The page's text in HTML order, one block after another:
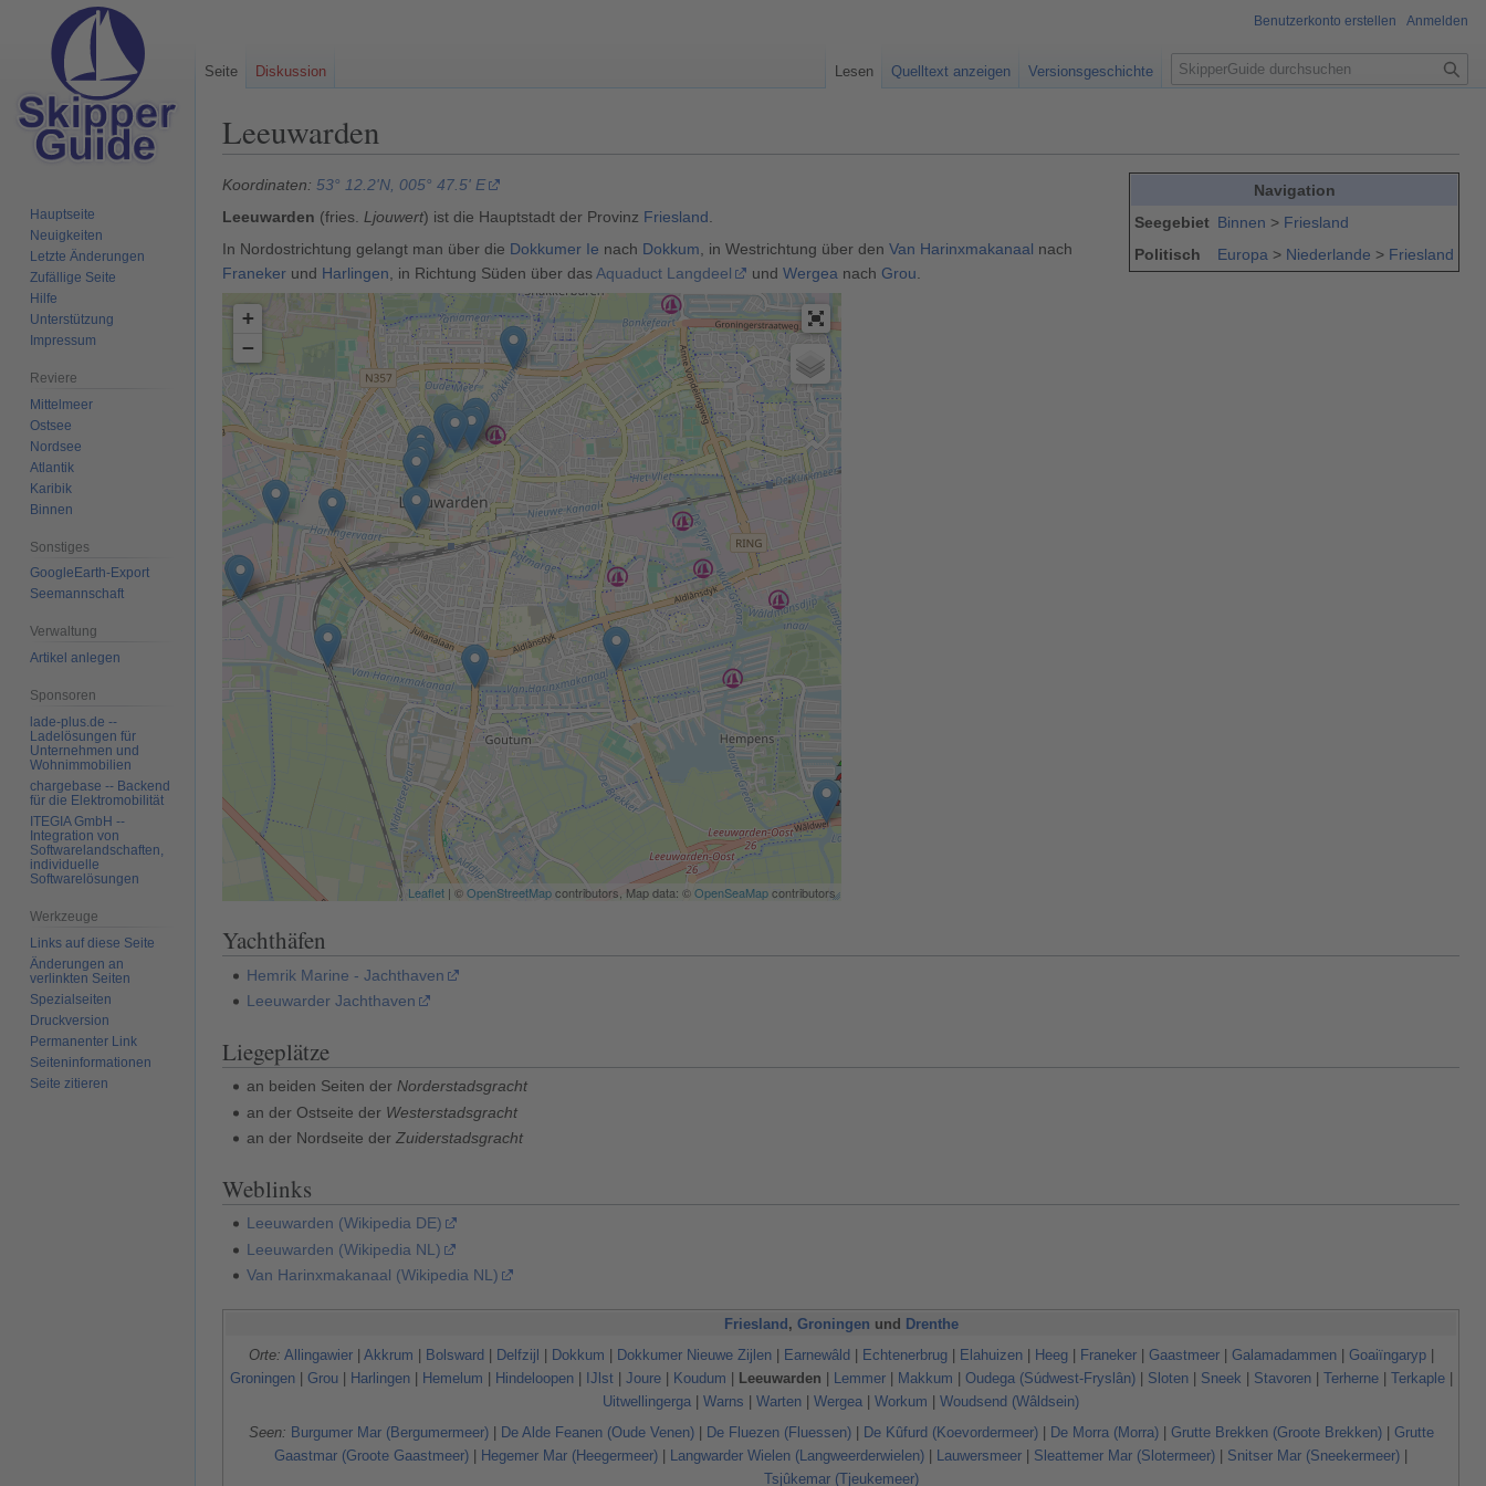
Leeuwarden
Zur
Navigation
Zur
Suche
Navigation
Seegebiet Binnen > Friesland
Politisch
Europa > Niederlande > Friesland
Koordinaten: 53° 12.2'N, 005° 47.5' E
Leeuwarden (fries. Ljouwert) ist die Hauptstadt der Provinz Friesland.
In Nordostrichtung gelangt man über die Dokkumer Ie nach Dokkum, in Westrichtung über den Van Harinxmakanaal nach
Franeker und Harlingen, in Richtung Süden über dasAquaduct Langdeel und Wergea nach Grou.
+
−
Leaflet| ©OpenStreetMapcontributors, Map data: ©OpenSeaMapcontributors
Yachthäfen
Hemrik Marine - Jachthaven
Leeuwarder Jachthaven
Liegeplätze
an beiden Seiten derNorderstadsgracht
an der Ostseite der Westerstadsgracht
an der Nordseite derZuiderstadsgracht
Weblinks
Leeuwarden (Wikipedia DE)
Leeuwarden (Wikipedia NL)
Van Harinxmakanaal (Wikipedia NL)
Friesland , Groningen und
Drenthe
Orte: Allingawier| Akkrum Bolsward Delfzijl Dokkum Dokkumer Nieuwe Zijlen| Earnewâld Echtenerbrug| Elahuizen| Heeg| Franeker| Gaastmeer| Galamadammen| Goaiïngaryp|
Groningen| Grou| Harlingen| Hemelum Hindeloopen| IJlst| Joure| Koudum Leeuwarden Lemmer| Makkum Oudega (Súdwest-Fryslân)| Sloten| Sneek Stavoren| Terherne| Terkaple|
Uitwellingerga
Warns Warten Wergea Workum
Woudsend (Wâldsein)
Seen: Burgumer Mar (Bergumermeer)| De Alde Feanen (Oude Venen)| De Fluezen (Fluessen)| De Kûfurd (Koevordermeer)| De Morra (Morra)| Grutte Brekken (Groote Brekken)| Grutte
Gaastmar (Groote Gaastmeer) | Hegemer Mar (Heegermeer) | Langwarder Wielen (Langweerderwielen) | Lauwersmeer | Sleattemer Mar (Slotermeer) | Snitser Mar (Sneekermeer) |
Tsjûkemar (Tjeukemeer)
Benutzerkonto erstellen Anmelden
Seite Diskussion Lesen Quelltext anzeigen Versionsgeschichte
S
u
e
Hauptseite
Neuigkeiten
Letzte Änderungen
Zufällige Seite
Hilfe
Unterstützung
Impressum
Reviere
Mittelmeer
Ostsee
Nordsee
Atlantik
Karibik
Binnen
Sonstiges
GoogleEarth-Export
Seemannschaft
Verwaltung
Artikel anlegen
Sponsoren
lade-plus.de --
Ladelösungen für
Unternehmen und
Wohnimmobilien
chargebase -- Backend
für die Elektromobilität
ITEGIA GmbH --
Integration von
Softwarelandschaften,
individuelle
Softwarelösungen
Werkzeuge
Links auf diese Seite
Änderungen an
verlinkten Seiten
Spezialseiten
Druckversion
Permanenter Link
Seiten­­informationen
Seite zitieren